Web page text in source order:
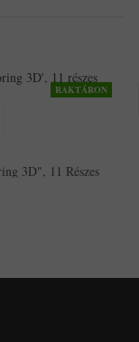
RAKTÁRON
3D", 11 Részes